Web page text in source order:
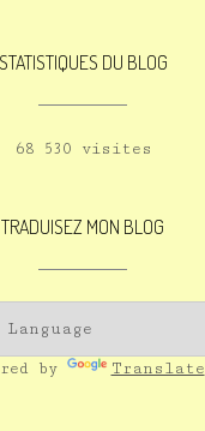
STATISTIQUES DU BLOG
68 530 visites
TRADUISEZ MON BLOG
by Translate